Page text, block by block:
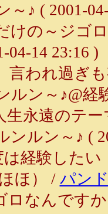
～♪ ( 2001-
けの～ジゴ
04-14 23:16 )
われ過ぎも
ルン～♪@経
永遠のテ
ンルン～♪ (
は経験した
ほ） / パン
なんですか